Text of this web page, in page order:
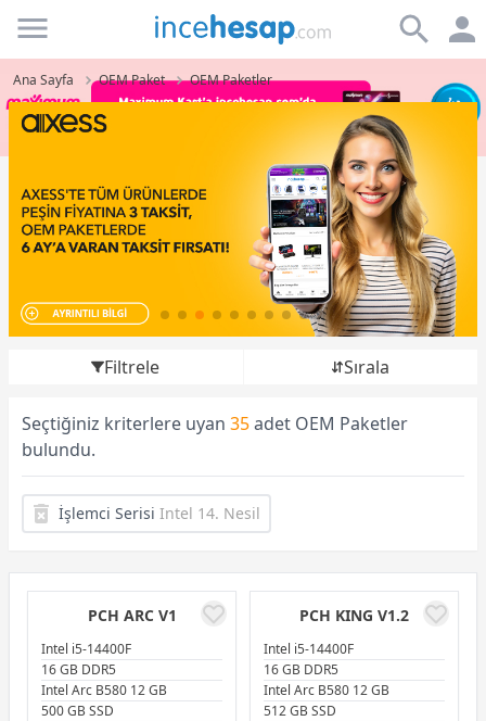
Incehesap
Ana Sayfa OEM Paket OEM Paketler
Filtrele Sırala
Seçtiğiniz kriterlere uyan 35adet OEM Paketler
bulundu.
İşlemci Serisi Intel 14. Nesil
PCH ARC V1
Intel i5-14400F
16 GB DDR5
Intel Arc B580 12 GB
500 GB SSD
PCH KING V1.2
Intel i5-14400F
16 GB DDR5
Intel Arc B580 12 GB
512 GB SSD